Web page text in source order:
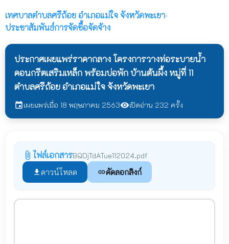
เทศบาลตำบลศรีถ้อย อำเภอแม่ใจ จังหวัดพะเยา›
ประชาสัมพันธ์การจัดชื้อจัดจ้าง
ประกาศเผยแพร่ราคากลาง โครงการวางท่อระบายน้ำ
คอนกรีตเสริมเหล็ก พร้อมบ่อพัก บ้านต้นผึ้ง หมู่ที่ 11
ตำบลศรีถ้อย อำเภอแม่ใจ จังหวัดพะเยา
eventเผยแพร่เมื่อ 18 พฤษภาคม 2563visibilityเปิดอ่าน 232 ครั้ง
attach_file ไฟล์เอกสารBQDjTdATue112024.pdf
file_download ดาวน์โหลด linkคัดลอกลิงก์